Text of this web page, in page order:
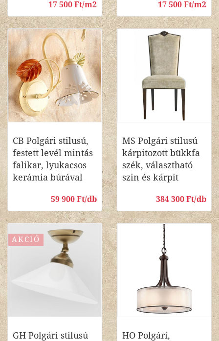
17 500 Ft/m2 17 500 Ft/m2
CB Polgári stilusú,
festett levél mintás
falikar, lyukacsos
kerámia búrával
59 900 Ft/db
MS Polgári stilusú
kárpitozott bükkfa
szék, választható
szin és kárpit
384 300 Ft/db
AKCIÓ
GH Polgári stilusú
HO Polgári,